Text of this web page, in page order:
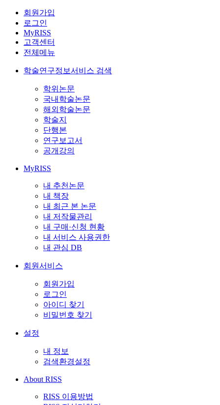
회원가입
로그인
MyRISS
고객센터
전체메뉴
학술연구정보서비스 검색
학위논문
국내학술논문
해외학술논문
학술지
단행본
연구보고서
공개강의
MyRISS
내 추천논문
내 책장
내 최근 본 논문
내 저작물관리
내 구매·신청 현황
내 서비스 사용권한
내 관심 DB
회원서비스
회원가입
로그인
아이디 찾기
비밀번호 찾기
설정
내 정보
검색환경설정
About RISS
RISS 이용방법